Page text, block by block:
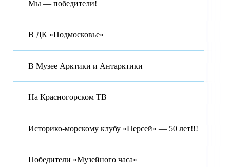
Мы — победители!
В ДК «Подмосковье»
В Музее Арктики и Антарктики
На Красногорском ТВ
Историко-морскому клубу «Персей» — 50 лет!!!
Победители «Музейного часа»